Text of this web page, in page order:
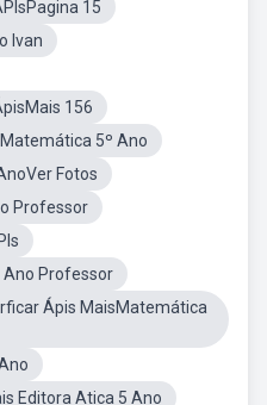
15
Ivan
156
5º Ano
Fotos
Professor
Ano Professor
Ápis MaisMatemática
Editora Atica 5 Ano